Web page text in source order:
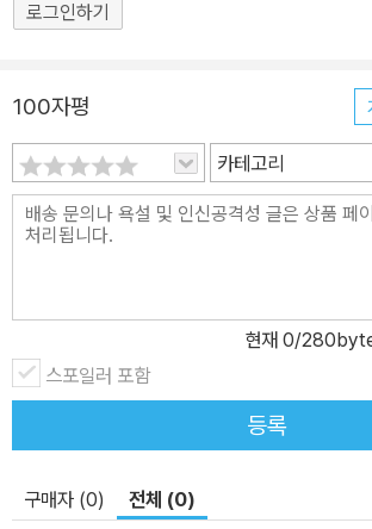
로그인하기
100자평
카테고리
현재 0/
스포일러 포함
등록
구매자 (0) 전체 (0)